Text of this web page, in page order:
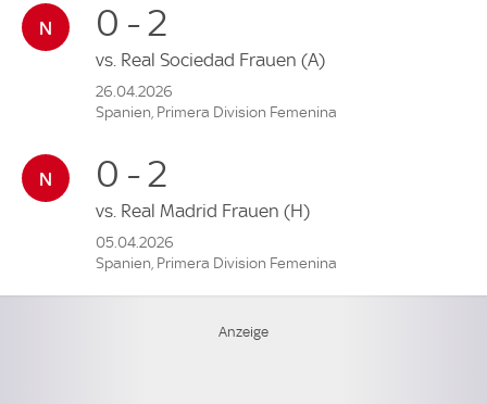
0 - 2
vs. Real Sociedad Frauen (A)
26.04.2026
Spanien, Primera Division Femenina
0 - 2
vs. Real Madrid Frauen (H)
05.04.2026
Spanien, Primera Division Femenina